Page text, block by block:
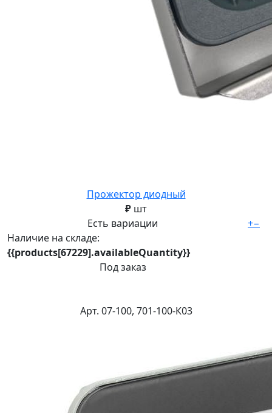
Прожектор диодный
₽ шт
Есть вариации
Наличие на складе:
{{products[67229].availableQuantity}}
Под заказ
+−
Арт. 07-100, 701-100-К03